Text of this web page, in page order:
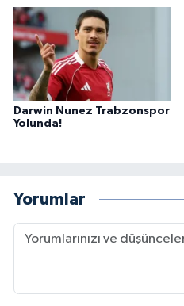
Darwin Nunez Trabzonspor
Yolunda!
Yorumlar